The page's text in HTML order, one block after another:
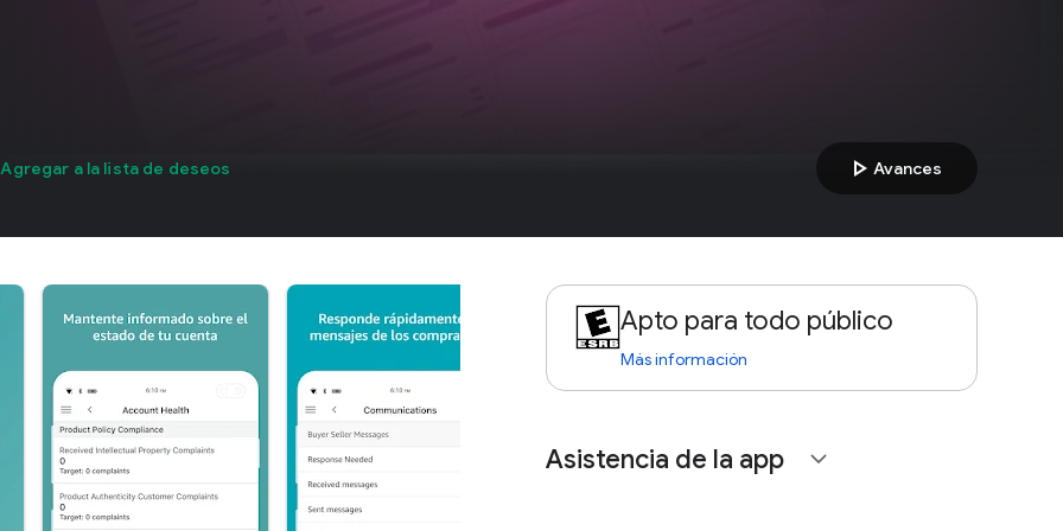
Agregar a la lista de deseos play_arrow Avances
Apto para todo público
Más información
Asistencia de la app expand_more